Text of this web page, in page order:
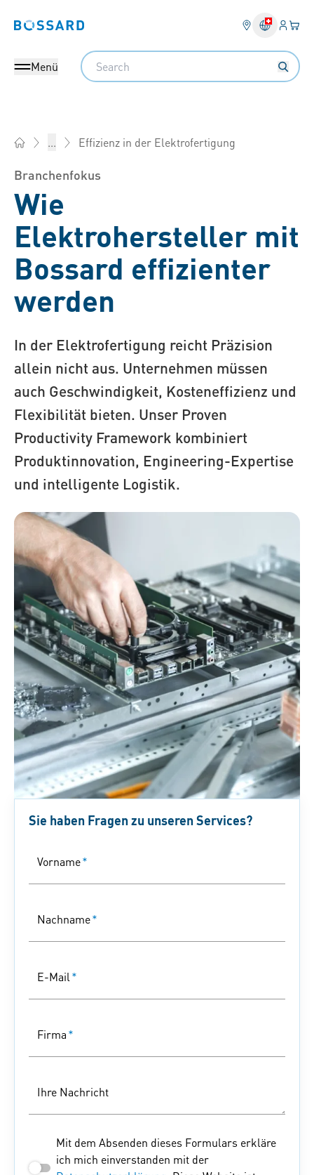
Bossard homepage Ihr
Menü
Search
... Effizienz in der Elektrofertigung
Branchenfokus
Wie
Elektrohersteller mit
Bossard effizienter
werden
In der Elektrofertigung reicht Präzision
allein nicht aus. Unternehmen müssen
auch Geschwindigkeit, Kosteneffizienz und
Flexibilität bieten. Unser Proven
Productivity Framework kombiniert
Produktinnovation, Engineering-Expertise
und intelligente Logistik.
Sie haben Fragen zu unseren Services?
Vorname*
Nachname*
E-Mail *
Firma*
Ihre Nachricht
Mit dem Absenden dieses Formulars erkläre
ich mich einverstanden mit der